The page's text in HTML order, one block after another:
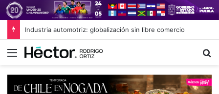
Industria automotriz: globalización sin libre comercio
Menú